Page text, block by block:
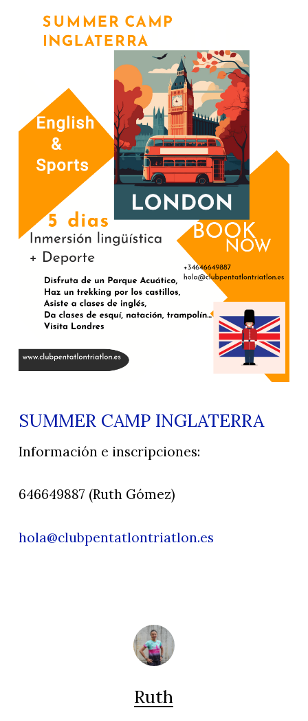
SUMMER CAMP INGLATERRA
Información e inscripciones:
646649887 (Ruth Gómez)
hola@clubpentatlontriatlon.es
Ruth